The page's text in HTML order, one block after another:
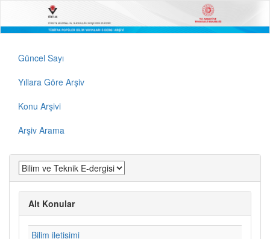
Güncel Sayı
Yıllara Göre Arşiv
Konu Arşivi
Arşiv Arama
Alt Konular
Bilim iletisimi